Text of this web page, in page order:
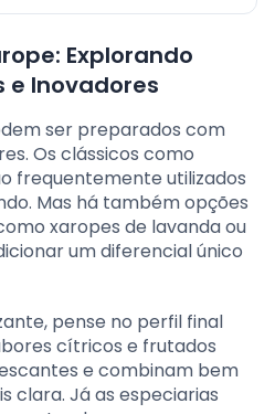
Explorando
e Inovadores
ser preparados com
Os clássicos como
frequentemente utilizados
Mas há também opções
xaropes de lavanda ou
um diferencial único
pense no perfil final
cítricos e frutados
e combinam bem
clara. Já as especiarias